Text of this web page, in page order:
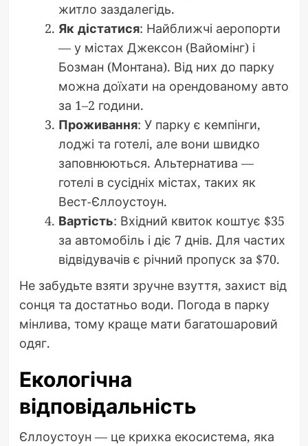
житло заздалегідь.
Як дістатися: Найближчі аеропорти
— у містах Джексон (Вайомінг) і
Бозман (Монтана). Від них до парку
можна доїхати на орендованому авто
за 1–2 години.
Проживання: У парку є кемпінги,
лоджі та готелі, але вони швидко
заповнюються. Альтернатива —
готелі в сусідніх містах, таких як
Вест-Єллоустоун.
Вартість: Вхідний квиток коштує $35
за автомобіль і діє 7 днів. Для частих
відвідувачів є річний пропуск за $70.
Не забудьте взяти зручне взуття, захист від
сонця та достатньо води. Погода в парку
мінлива, тому краще мати багатошаровий
одяг.
Екологічна
відповідальність
Єллоустоун — це крихка екосистема, яка